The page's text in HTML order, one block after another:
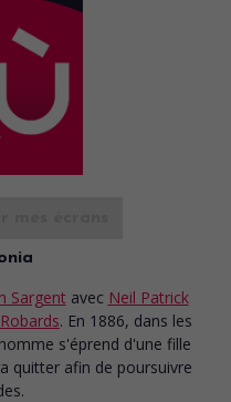
Sargent avec Neil Patrick
. En 1886, dans les
s'éprend d'une fille
quitter afin de poursuivre